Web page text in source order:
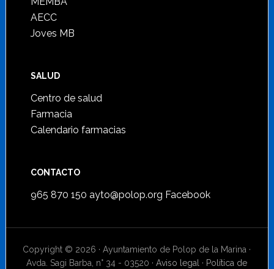
AECC
Joves MB
SALUD
Centro de salud
Farmacia
Calendario farmacias
CONTACTO
965 870 150 ayto@polop.org Facebook
Copyright © 2026 · Ayuntamiento de Polop de la Marina ·
Avda. Sagi Barba, n° 34 - 03520 ·Aviso legal · Política de